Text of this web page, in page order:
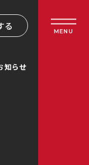
る MENU
知らせ